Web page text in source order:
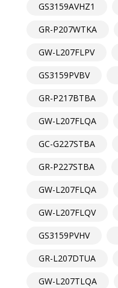
GS3159AVHZ1
GR-P207WTKA
GW-L207FLPV
GS3159PVBV
GR-P217BTBA
GW-L207FLQA
GC-G227STBA
GR-P227STBA
GW-L207FLQA
GW-L207FLQV
GS3159PVHV
GR-L207DTUA
GW-L207TLQA